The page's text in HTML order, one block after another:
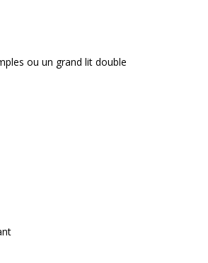
ou un grand lit double